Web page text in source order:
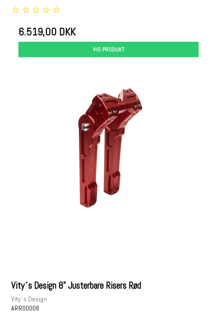
6.519,00 DKK
VIS PRODUKT
Vity´s Design 8" Justerbare Risers Rød
Vity´s Design
ARR00008